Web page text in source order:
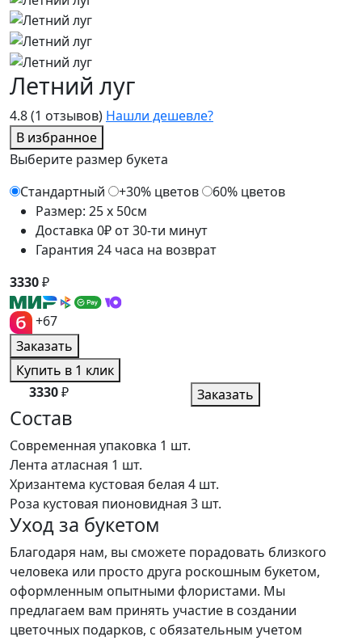
4.8(1 отзывов) Нашли дешевле?
В избранное
Летний луг
Выберите размер букета
Стандартный
+30% цветов
60% цветов
Размер: 25 x 50см
Доставка 0₽ от 30-ти минут
Гарантия 24 часа на возврат
3330₽
+67
Заказать
Купить в 1 клик
3330₽ Заказать
Состав
Современная упаковка 1 шт.
Лента атласная 1 шт.
Хризантема кустовая белая 4 шт.
Роза кустовая пионовидная 3 шт.
Уход за букетом
Благодаря нам, вы сможете порадовать близкого
человека или просто друга роскошным букетом,
оформленным опытными флористами. Мы
предлагаем вам принять участие в создании
цветочных подарков, с обязательным учетом